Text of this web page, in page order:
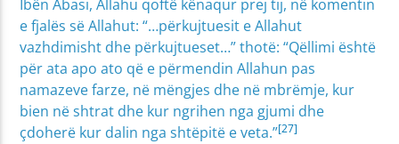
Ibën Abasi, Allahu qoftë kënaqur prej tij, në komentin
e fjalës së Allahut: “…përkujtuesit e Allahut
vazhdimisht dhe përkujtueset…” thotë: “Qëllimi është
për ata apo ato që e përmendin Allahun pas
namazeve farze, në mëngjes dhe në mbrëmje, kur
bien në shtrat dhe kur ngrihen nga gjumi dhe
çdoherë kur dalin nga shtëpitë e veta.”[27]